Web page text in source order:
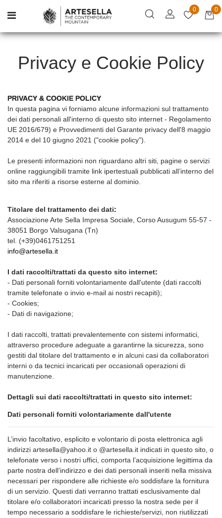
Open menu
0 0
Privacy e Cookie Policy
PRIVACY & COOKIE POLICY
In questa pagina vi forniamo alcune informazioni sul trattamento
dei dati personali all'interno di questo sito internet - Regolamento
UE 2016/679) e Provvedimenti del Garante privacy dell'8 maggio
2014 e del 10 giugno 2021 ("cookie policy").
Le presenti informazioni non riguardano altri siti, pagine o servizi
online raggiungibili tramite link ipertestuali pubblicati all’interno del
sito ma riferiti a risorse esterne al dominio.
Titolare del trattamento dei dati:
Associazione Arte Sella Impresa Sociale, Corso Ausugum 55-57 -
38051 Borgo Valsugana (Tn)
tel. (+39)0461751251
info@artesella.it
I dati raccolti/trattati da questo sito internet:
- Dati personali forniti volontariamente dall'utente (dati raccolti
tramite telefonate o invio e-mail ai nostri recapiti);
- Cookies;
- Dati di navigazione;
I dati raccolti, trattati prevalentemente con sistemi informatici,
attraverso procedure adeguate a garantirne la sicurezza, sono
gestiti dal titolare del trattamento e in alcuni casi da collaboratori
interni o da tecnici incaricati per occasionali operazioni di
manutenzione.
Dettagli sui dati raccolti/trattati in questo sito internet:
Dati personali forniti volontariamente dall'utente
L’invio facoltativo, esplicito e volontario di posta elettronica agli
indirizzi artesella@yahoo.it o @artesella.it indicati in questo sito, o
telefonate verso i nostri uffici, comporta l’acquisizione legittima da
parte nostra dell’indirizzo e dei dati personali inseriti nella missiva
necessari per rispondere alle richieste e/o soddisfare la fornitura
di un servizio. Questi dati verranno trattati esclusivamente dal
titolare e/o collaboratori incaricati presso la nostra sede per il
tempo necessario a soddisfare le richieste/servizi, non riutilizzati